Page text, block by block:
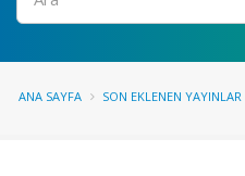
ANA SAYFA SON EKLENEN YAYINLAR